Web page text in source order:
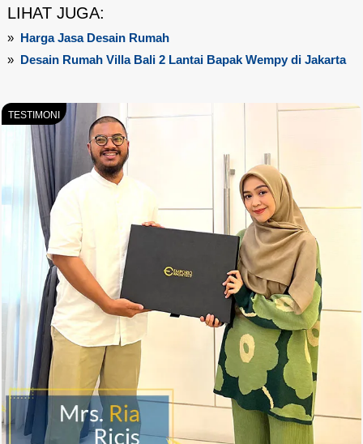
LIHAT JUGA:
» Harga Jasa Desain Rumah
» Desain Rumah Villa Bali 2 Lantai Bapak Wempy di Jakarta
TESTIMONI